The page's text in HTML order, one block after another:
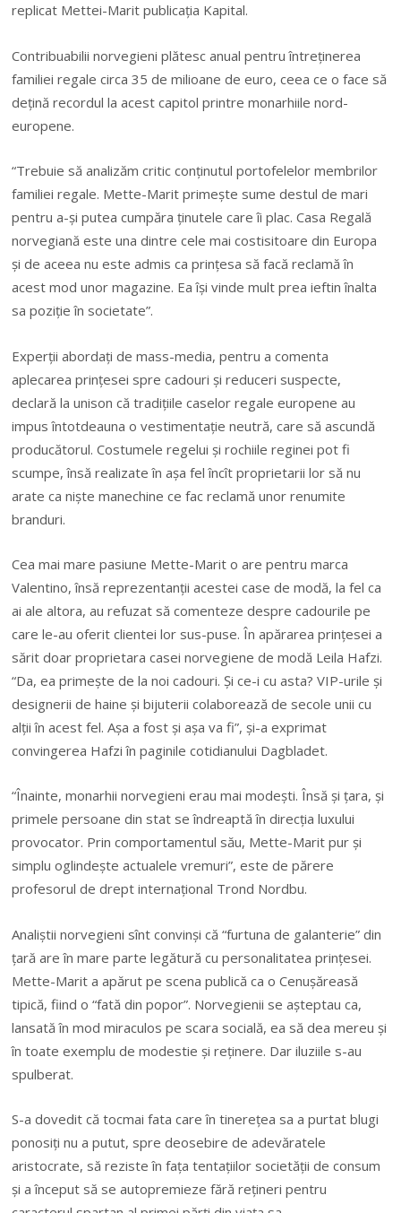
replicat Mettei-Marit publicaţia Kapital.
Contribuabilii norvegieni plătesc anual pentru întreţinerea
familiei regale circa 35 de milioane de euro, ceea ce o face să
deţină recordul la acest capitol printre monarhiile nord-
europene.
“Trebuie să analizăm critic conţinutul portofelelor membrilor
familiei regale. Mette-Marit primeşte sume destul de mari
pentru a-şi putea cumpăra ţinutele care îi plac. Casa Regală
norvegiană este una dintre cele mai costisitoare din Europa
şi de aceea nu este admis ca prinţesa să facă reclamă în
acest mod unor magazine. Ea îşi vinde mult prea ieftin înalta
sa poziţie în societate”.
Experţii abordaţi de mass-media, pentru a comenta
aplecarea prinţesei spre cadouri şi reduceri suspecte,
declară la unison că tradiţiile caselor regale europene au
impus întotdeauna o vestimentaţie neutră, care să ascundă
producătorul. Costumele regelui şi rochiile reginei pot fi
scumpe, însă realizate în aşa fel încît proprietarii lor să nu
arate ca nişte manechine ce fac reclamă unor renumite
branduri.
Cea mai mare pasiune Mette-Marit o are pentru marca
Valentino, însă reprezentanţii acestei case de modă, la fel ca
ai ale altora, au refuzat să comenteze despre cadourile pe
care le-au oferit clientei lor sus-puse. În apărarea prinţesei a
sărit doar proprietara casei norvegiene de modă Leila Hafzi.
“Da, ea primeşte de la noi cadouri. Şi ce-i cu asta? VIP-urile şi
designerii de haine şi bijuterii colaborează de secole unii cu
alţii în acest fel. Aşa a fost şi aşa va fi”, şi-a exprimat
convingerea Hafzi în paginile cotidianului Dagbladet.
“Înainte, monarhii norvegieni erau mai modeşti. Însă şi ţara, şi
primele persoane din stat se îndreaptă în direcţia luxului
provocator. Prin comportamentul său, Mette-Marit pur şi
simplu oglindeşte actualele vremuri”, este de părere
profesorul de drept internaţional Trond Nordbu.
Analiştii norvegieni sînt convinşi că “furtuna de galanterie” din
ţară are în mare parte legătură cu personalitatea prinţesei.
Mette-Marit a apărut pe scena publică ca o Cenuşăreasă
tipică, fiind o “fată din popor”. Norvegienii se aşteptau ca,
lansată în mod miraculos pe scara socială, ea să dea mereu şi
în toate exemplu de modestie şi reţinere. Dar iluziile s-au
spulberat.
S-a dovedit că tocmai fata care în tinereţea sa a purtat blugi
ponosiţi nu a putut, spre deosebire de adevăratele
aristocrate, să reziste în faţa tentaţiilor societăţii de consum
şi a început să se autopremieze fără reţineri pentru